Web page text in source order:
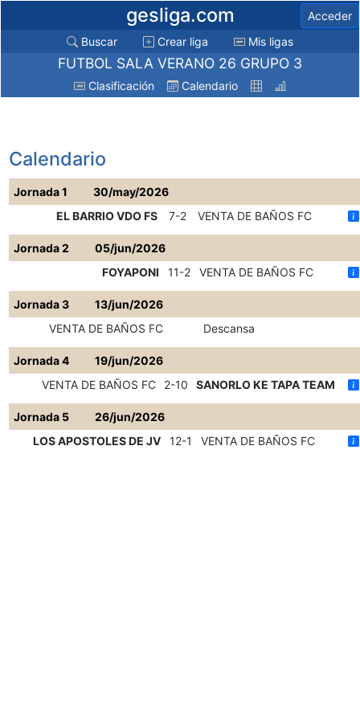
gesliga.com
Acceder
Buscar
Crear liga Mis ligas
FUTBOL SALA VERANO 26 GRUPO 3
Clasificación Calendario
Calendario
Jornada 1
30/may/2026
EL BARRIO VDO FS
7-2 VENTA DE BAÑOS FC
Jornada 2
05/jun/2026
FOYAPONI
11-2 VENTA DE BAÑOS FC
Jornada 3
13/jun/2026
VENTA DE BAÑOS FC
Descansa
Jornada 4
19/jun/2026
VENTA DE BAÑOS FC
2-10 SANORLO KE TAPA TEAM
Jornada 5
26/jun/2026
LOS APOSTOLES DE JV
12-1 VENTA DE BAÑOS FC